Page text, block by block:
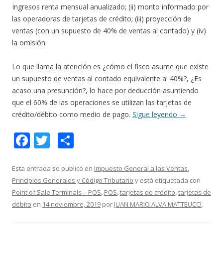
Ingresos renta mensual anualizado; (ii) monto informado por
las operadoras de tarjetas de crédito; (iii) proyección de
ventas (con un supuesto de 40% de ventas al contado) y (iv)
la omisión.
Lo que llama la atención es ¿cómo el fisco asume que existe
un supuesto de ventas al contado equivalente al 40%?, ¿Es
acaso una presunción?, lo hace por deducción asumiendo
que el 60% de las operaciones se utilizan las tarjetas de
crédito/débito como medio de pago. Sigue leyendo →
F
e
b
o
T
itt
er
m
p
ar
Esta entrada se publicó en Impuesto General a las Ventas,
Principios Generales y Código Tributario y está etiquetada con
Point of Sale Terminals – POS, POS,tarjetas de crédito,tarjetas de
débito en 14 noviembre, 2019 por JUAN MARIO ALVA MATTEUCCI.